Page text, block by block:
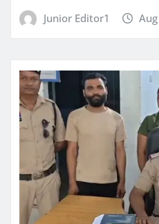
Junior Editor1